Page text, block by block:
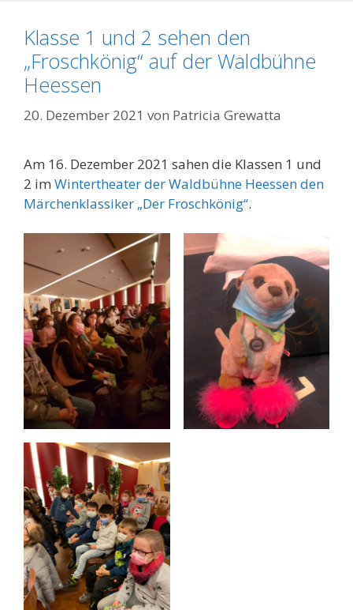
Klasse 1 und 2 sehen den
„Froschkönig“ auf der Waldbühne
Heessen
20. Dezember 2021 von Patricia Grewatta
Am 16. Dezember 2021 sahen die Klassen 1 und
2 im Wintertheater der Waldbühne Heessen den
Märchenklassiker „Der Froschkönig“.